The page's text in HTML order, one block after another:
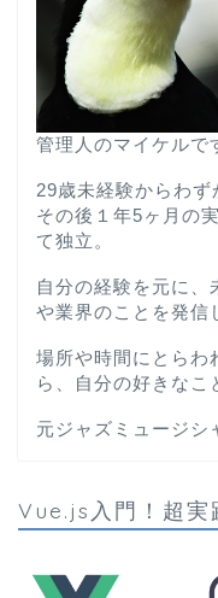
管理人のマイケルで
29歳未経験からわず
その後１年5ヶ月の
て独立。
自分の経験を元に、
や業界のことを発信
場所や時間にとらわ
ら、自分の好きなこ
元ジャズミュージシ
Vue.js入門！超実